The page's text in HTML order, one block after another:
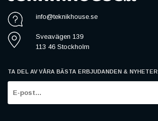
info@teknikhouse.se
Sveavägen 139
113 46 Stockholm
TA DEL AV VÅRA BÄSTA ERBJUDANDEN & NYHETER